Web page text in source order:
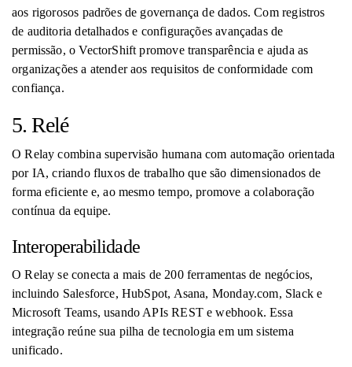
aos rigorosos padrões de governança de dados. Com registros
de auditoria detalhados e configurações avançadas de
permissão, o VectorShift promove transparência e ajuda as
organizações a atender aos requisitos de conformidade com
confiança.
5. Relé
O Relay combina supervisão humana com automação orientada
por IA, criando fluxos de trabalho que são dimensionados de
forma eficiente e, ao mesmo tempo, promove a colaboração
contínua da equipe.
Interoperabilidade
O Relay se conecta a mais de 200 ferramentas de negócios,
incluindo Salesforce, HubSpot, Asana, Monday.com, Slack e
Microsoft Teams, usando APIs REST e webhook. Essa
integração reúne sua pilha de tecnologia em um sistema
unificado.